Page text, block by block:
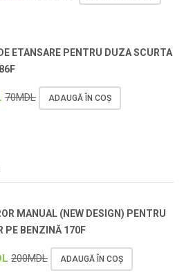
ETANSARE PENTRU DUZA SCURTA
70MDL ADAUGĂ ÎN COȘ
MANUAL (NEW DESIGN) PENTRU
PE BENZINĂ 170F
200MDL ADAUGĂ ÎN COȘ